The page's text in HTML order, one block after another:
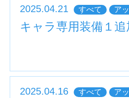
2025.04.21 すべて ア
キャラ専用装備１追
2025.04.16 すべて ア